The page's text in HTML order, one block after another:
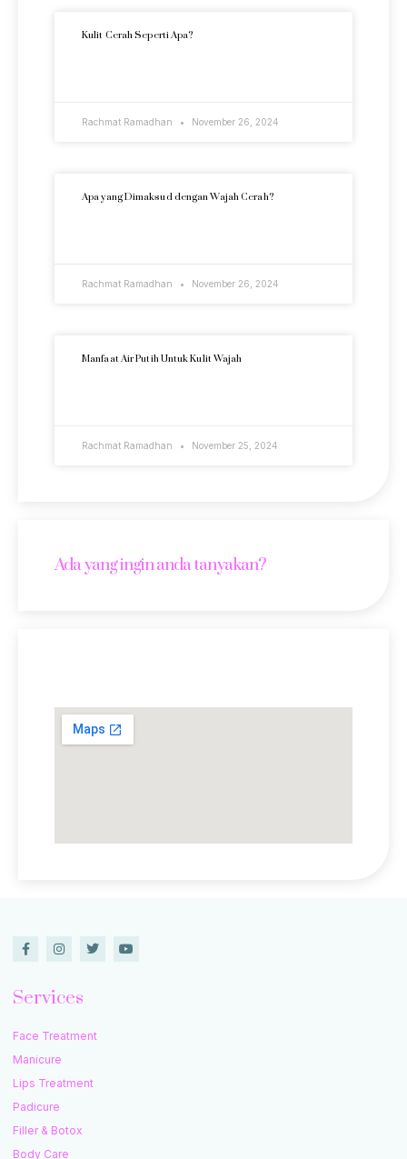
Kulit Cerah Seperti Apa?
Rachmat Ramadhan November 26, 2024
Apa yang Dimaksud dengan Wajah Cerah?
Rachmat Ramadhan November 26, 2024
Manfaat Air Putih Untuk Kulit Wajah
Rachmat Ramadhan November 25, 2024
Ada yang ingin anda tanyakan?
Services
Face Treatment
Manicure
Lips Treatment
Padicure
Filler & Botox
Body Care